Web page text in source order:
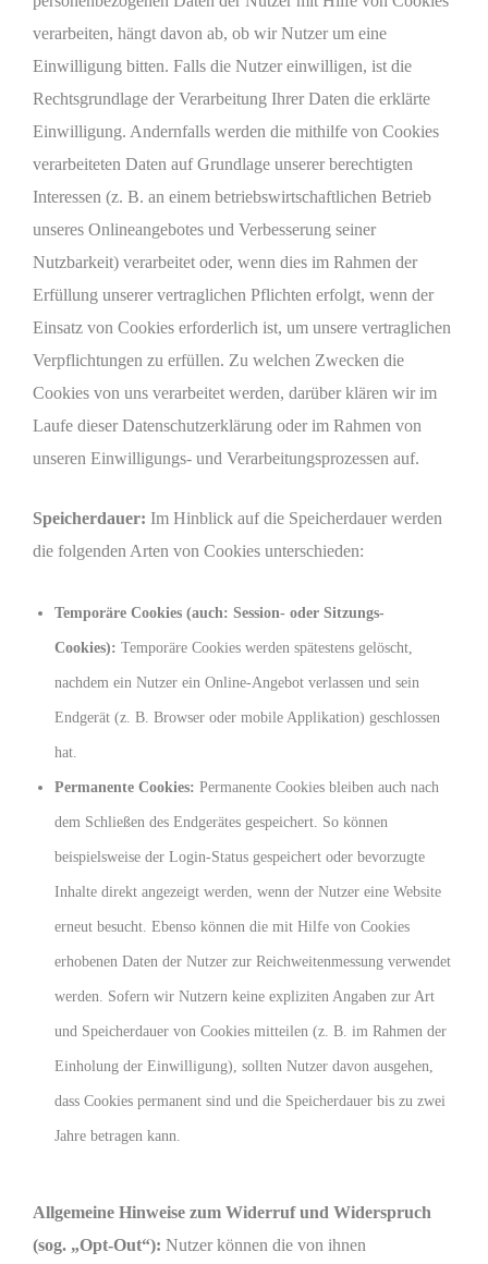
verarbeiten, hängt davon ab, ob wir Nutzer um eine
Einwilligung bitten. Falls die Nutzer einwilligen, ist die
Rechtsgrundlage der Verarbeitung Ihrer Daten die erklärte
Einwilligung. Andernfalls werden die mithilfe von Cookies
verarbeiteten Daten auf Grundlage unserer berechtigten
Interessen (z. B. an einem betriebswirtschaftlichen Betrieb
unseres Onlineangebotes und Verbesserung seiner
Nutzbarkeit) verarbeitet oder, wenn dies im Rahmen der
Erfüllung unserer vertraglichen Pflichten erfolgt, wenn der
Einsatz von Cookies erforderlich ist, um unsere vertraglichen
Verpflichtungen zu erfüllen. Zu welchen Zwecken die
Cookies von uns verarbeitet werden, darüber klären wir im
Laufe dieser Datenschutzerklärung oder im Rahmen von
unseren Einwilligungs- und Verarbeitungsprozessen auf.
Speicherdauer: Im Hinblick auf die Speicherdauer werden
die folgenden Arten von Cookies unterschieden:
Temporäre Cookies (auch: Session- oder Sitzungs-
Cookies): Temporäre Cookies werden spätestens gelöscht,
nachdem ein Nutzer ein Online-Angebot verlassen und sein
Endgerät (z. B. Browser oder mobile Applikation) geschlossen
hat.
Permanente Cookies: Permanente Cookies bleiben auch nach
dem Schließen des Endgerätes gespeichert. So können
beispielsweise der Login-Status gespeichert oder bevorzugte
Inhalte direkt angezeigt werden, wenn der Nutzer eine Website
erneut besucht. Ebenso können die mit Hilfe von Cookies
erhobenen Daten der Nutzer zur Reichweitenmessung verwendet
werden. Sofern wir Nutzern keine expliziten Angaben zur Art
und Speicherdauer von Cookies mitteilen (z. B. im Rahmen der
Einholung der Einwilligung), sollten Nutzer davon ausgehen,
dass Cookies permanent sind und die Speicherdauer bis zu zwei
Jahre betragen kann.
Allgemeine Hinweise zum Widerruf und Widerspruch
(sog. „Opt-Out“): Nutzer können die von ihnen